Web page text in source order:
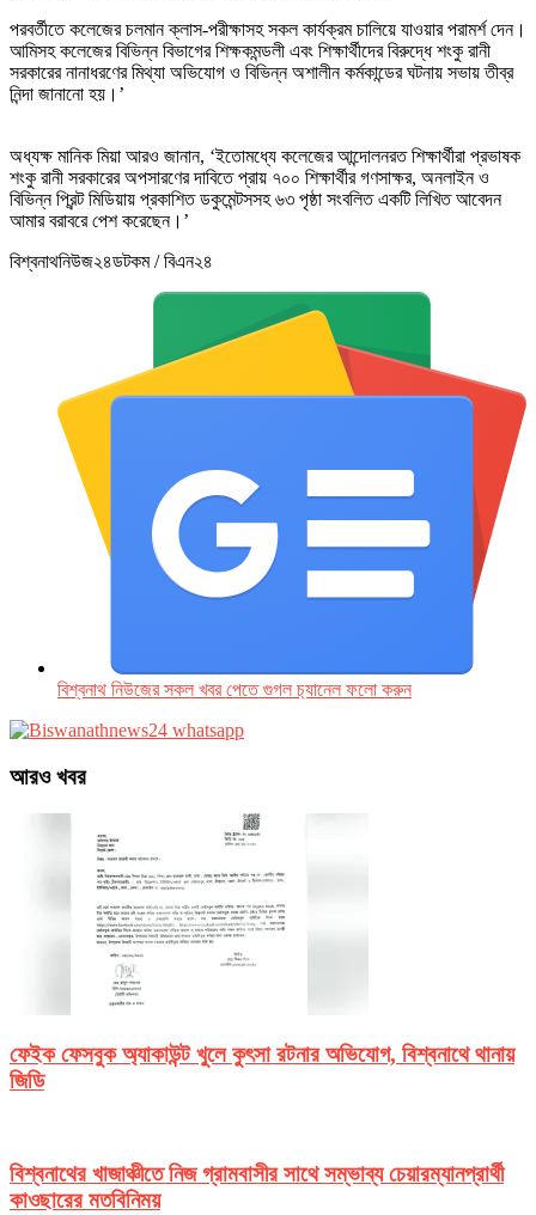
পরবর্তীতে কলেজের চলমান ক্লাস-পরীক্ষাসহ সকল কার্যক্রম চালিয়ে যাওয়ার পরামর্শ দেন।
আমিসহ কলেজের বিভিন্ন বিভাগের শিক্ষকমন্ডলী এবং শিক্ষার্থীদের বিরুদ্ধে শংকু রানী
সরকারের নানাধরণের মিথ্যা অভিযোগ ও বিভিন্ন অশালীন কর্মকান্ডের ঘটনায় সভায় তীব্র
নিন্দা জানানো হয়।’
অধ্যক্ষ মানিক মিয়া আরও জানান, ‘ইতোমধ্যে কলেজের আন্দোলনরত শিক্ষার্থীরা প্রভাষক
শংকু রানী সরকারের অপসারণের দাবিতে প্রায় ৭০০ শিক্ষার্থীর গণসাক্ষর, অনলাইন ও
বিভিন্ন প্রিন্ট মিডিয়ায় প্রকাশিত ডকুমেন্টসসহ ৬৩ পৃষ্ঠা সংবলিত একটি লিখিত আবেদন
আমার বরাবরে পেশ করেছেন।’
বিশ্বনাথনিউজ২৪ডটকম / বিএন২৪
বিশ্বনাথ নিউজের সকল খবর পেতে গুগল চ‌্যানেল ফলো করুন
আরও খবর
ফেইক ফেসবুক অ্যাকাউন্ট খুলে কুৎসা রটনার অভিযোগ, বিশ্বনাথে থানায়
জিডি
বিশ্বনাথের খাজাঞ্চীতে নিজ গ্রামবাসীর সাথে সম্ভাব্য চেয়ারম্যানপ্রার্থী
কাওছারের মতবিনিময়